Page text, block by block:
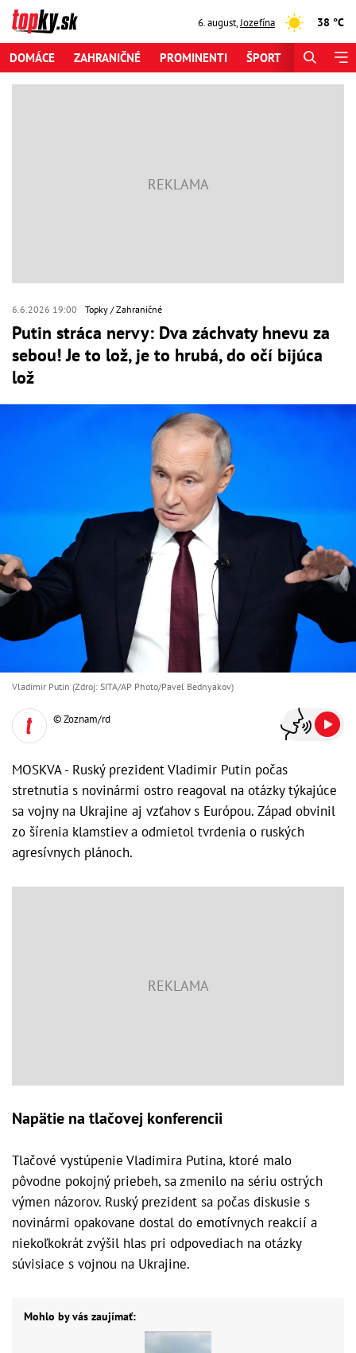
6. august,Jozefína 38 °C
DOMÁCE ZAHRANIČNÉ PROMINENTI ŠPORT
6.6.2026 19:00 Topky Zahraničné
Putin stráca nervy: Dva záchvaty hnevu za
sebou! Je to lož, je to hrubá, do očí bijúca
lož
Vladimir Putin (Zdroj: SITA/AP Photo/Pavel Bednyakov)
© Zoznam/rd
MOSKVA - Ruský prezident Vladimir Putin počas
stretnutia s novinármi ostro reagoval na otázky týkajúce
sa vojny na Ukrajine aj vzťahov s Európou. Západ obvinil
zo šírenia klamstiev a odmietol tvrdenia o ruských
agresívnych plánoch.
Napätie na tlačovej konferencii
Tlačové vystúpenie Vladimira Putina, ktoré malo
pôvodne pokojný priebeh, sa zmenilo na sériu ostrých
výmen názorov. Ruský prezident sa počas diskusie s
novinármi opakovane dostal do emotívnych reakcií a
niekoľkokrát zvýšil hlas pri odpovediach na otázky
súvisiace s vojnou na Ukrajine.
Mohlo by vás zaujímať: